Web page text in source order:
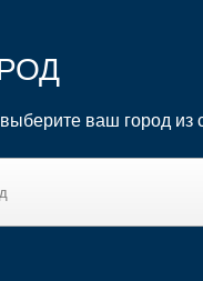
ваш город из